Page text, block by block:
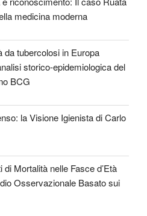
medicina moderna
da tubercolosi in Europa
storico-epidemiologica del
BCG
la Visione Igienista di Carlo
Mortalità nelle Fasce d’Età
Osservazionale Basato sui